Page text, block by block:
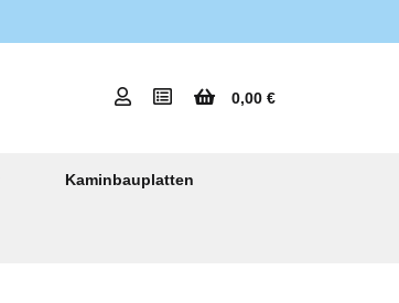
0,00 €
Kaminbauplatten